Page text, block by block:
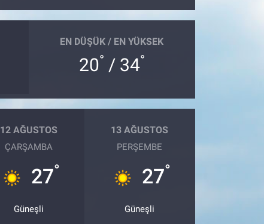
EN DÜŞÜK / EN YÜKSEK
20° / 34°
12 AĞUSTOS
ÇARŞAMBA
27°
Güneşli
13 AĞUSTOS
PERŞEMBE
27°
Güneşli